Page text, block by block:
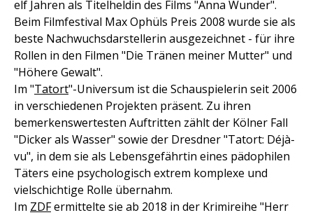
elf Jahren als Titelheldin des Films "Anna Wunder".
Beim Filmfestival Max Ophüls Preis 2008 wurde sie als
beste Nachwuchsdarstellerin ausgezeichnet - für ihre
Rollen in den Filmen "Die Tränen meiner Mutter" und
"Höhere Gewalt".
Im "Tatort"-Universum ist die Schauspielerin seit 2006
in verschiedenen Projekten präsent. Zu ihren
bemerkenswertesten Auftritten zählt der Kölner Fall
"Dicker als Wasser" sowie der Dresdner "Tatort: Déjà-
vu", in dem sie als Lebensgefährtin eines pädophilen
Täters eine psychologisch extrem komplexe und
vielschichtige Rolle übernahm.
Im ZDFermittelte sie ab 2018 in der Krimireihe "Herr